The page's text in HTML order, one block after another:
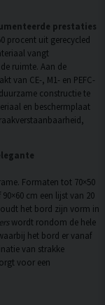
prestaties
procent uit gerecycled
vangt
ruimte. Aan de
van CE-, M1- en PEFC-
constructie te
en beschermplaat
Formaten tot 70×50
cm een lijst van 20
het bord zijn vorm in
wordt rondom de hele
het bord er vanaf
van strakke
voor een